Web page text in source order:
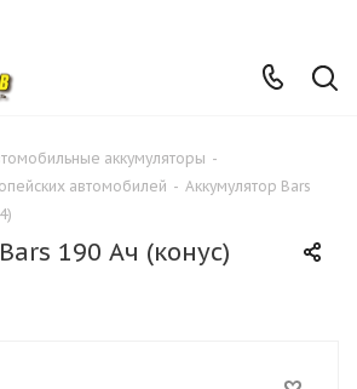
аккумуляторы -
автомобилей - Аккумулятор Bars
190 Ач (конус)